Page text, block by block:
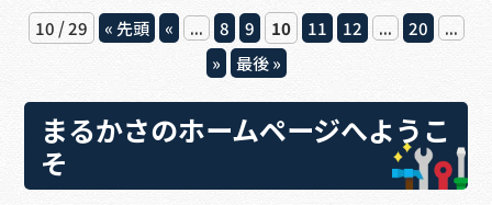
10 / 29 « 先頭 « ... 8 9 10 11 12 ... 20
...
»
最後 »
まるかさのホームページへようこ
そ